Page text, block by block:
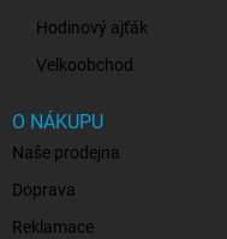
Hodinový ajťák
Velkoobchod
O NÁKUPU
Naše prodejna
Doprava
Reklamace